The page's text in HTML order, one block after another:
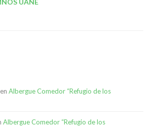
UANE
en Albergue Comedor “Refugio de los
Albergue Comedor “Refugio de los